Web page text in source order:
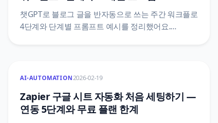
챗GPT로 블로그 글을 반자동으로 쓰는 주간 워크플로
4단계와 단계별 프롬프트 예시를 정리했어요.
AI-AUTOMATION2026-02-19
Zapier 구글 시트 자동화 처음 세팅하기 —
연동 5단계와 무료 플랜 한계